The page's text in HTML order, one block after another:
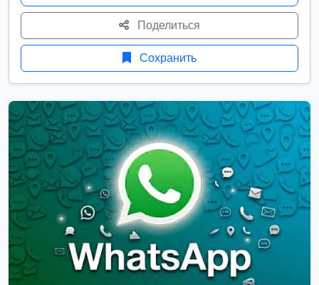
Поделиться
Сохранить